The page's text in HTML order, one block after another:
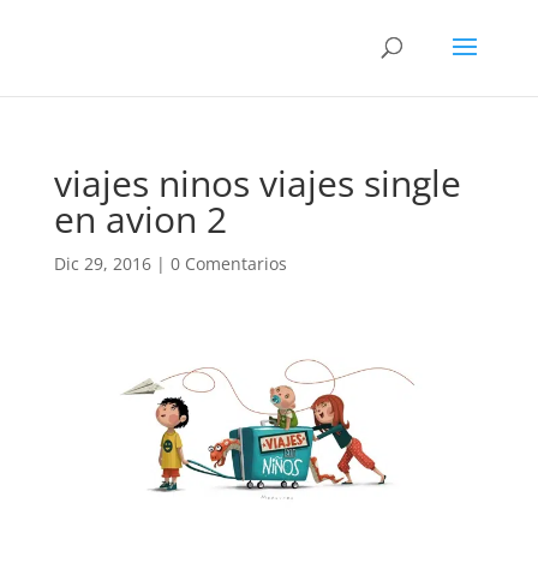
viajes ninos viajes single
en avion 2
Dic 29, 2016| 0 Comentarios